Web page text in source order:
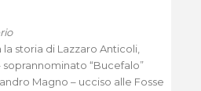
storia di Lazzaro Anticoli,
“Bucefalo”
Magno – ucciso alle Fosse